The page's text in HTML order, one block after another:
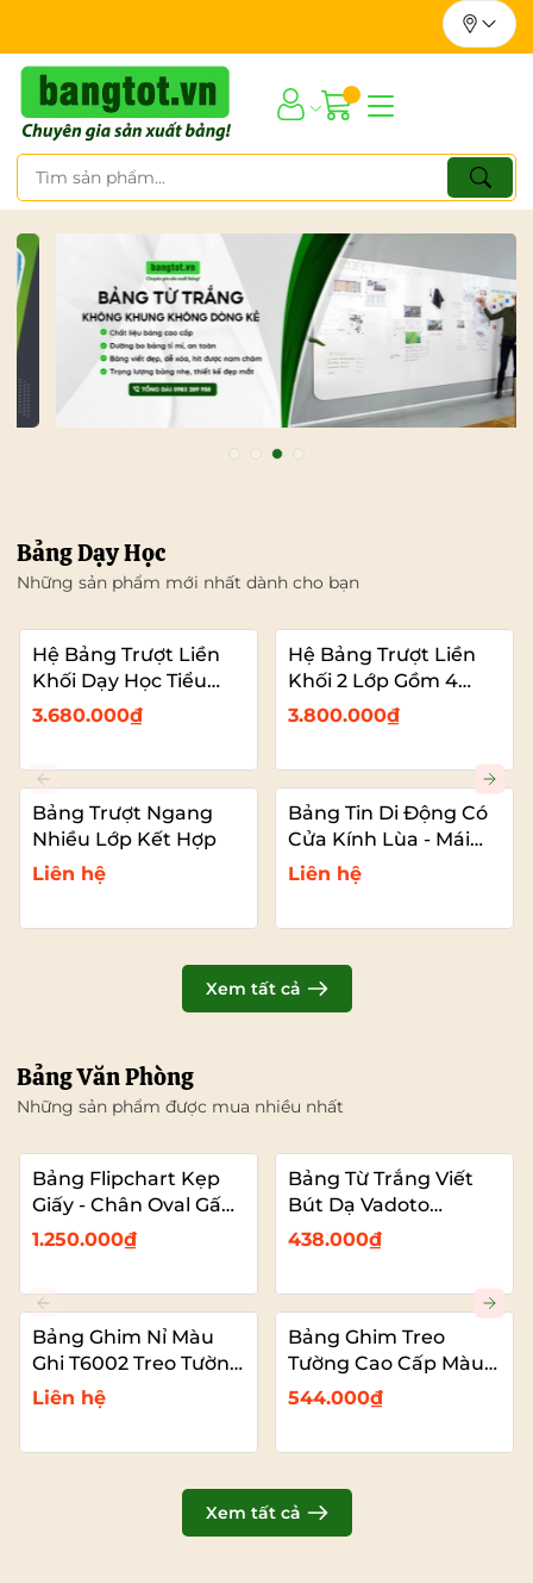
Bảng Dạy Học
Những sản phẩm mới nhất dành cho bạn
Hệ Bảng Trượt Liền
Khối Dạy Học Tiểu
Học – 2 Bảng Trượt
3.680.000₫
Hệ Bảng Trượt Liền
Khối 2 Lớp Gồm 4
Bảng Dạy Học (2
Bảng Trượt Kết Hợp
TIVI)
3.800.000₫
Bảng Trượt Ngang
Nhiều Lớp Kết Hợp
Liên hệ
Bảng Tin Di Động Có
Cửa Kính Lùa - Mái
Che
Liên hệ
Xem tất cả
Bảng Văn Phòng
Những sản phẩm được mua nhiều nhất
Bảng Flipchart Kẹp
Giấy - Chân Oval Gấp
Gọn - Bảng Đào Tạo
1.250.000₫
Bảng Từ Trắng Viết
Bút Dạ Vadoto
EcoTech
438.000₫
Bảng Ghim Nỉ Màu
Ghi T6002 Treo Tường
Cỡ Lớn VADOTO
Liên hệ
Bảng Ghim Treo
Tường Cao Cấp Màu
Xanh Dương Vải Nỉ
544.000₫
Xem tất cả